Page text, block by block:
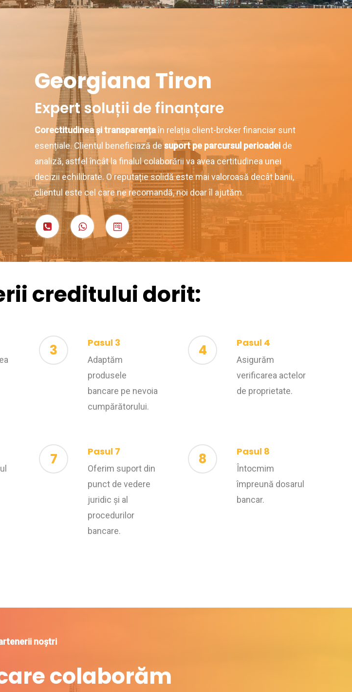
Georgiana Tiron
Expert soluții de finanțare
Corectitudinea și transparențaîn relația client-broker financiar sunt
esențiale. Clientul beneficiază desuport pe parcursul perioadei de
analiză, astfel încât la finalul colaborării va avea certitudinea unei
decizii echilibrate. O reputație solidă este mai valoroasă decât banii,
clientul este cel care ne recomandă, noi doar îl ajutăm.
creditului dorit:
3 Pasul 3
Adaptăm
produsele
bancare pe nevoia
cumpărătorului.
4 Pasul 4
Asigurăm
verificarea actelor
de proprietate.
7 Pasul 7
Oferim suport din
punct de vedere
juridic și al
procedurilor
bancare.
8 Pasul 8
Întocmim
împreună dosarul
bancar.
noștri
colaborăm